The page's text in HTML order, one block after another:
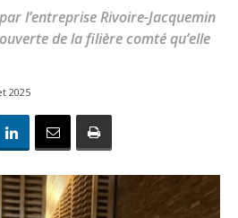
l’entreprise Rivoire-Jacquemin
de la filière comté qu’elle
2025